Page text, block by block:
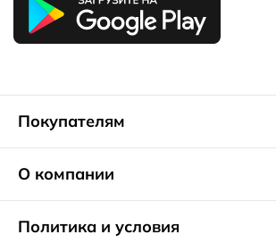
Покупателям
О компании
Политика и условия